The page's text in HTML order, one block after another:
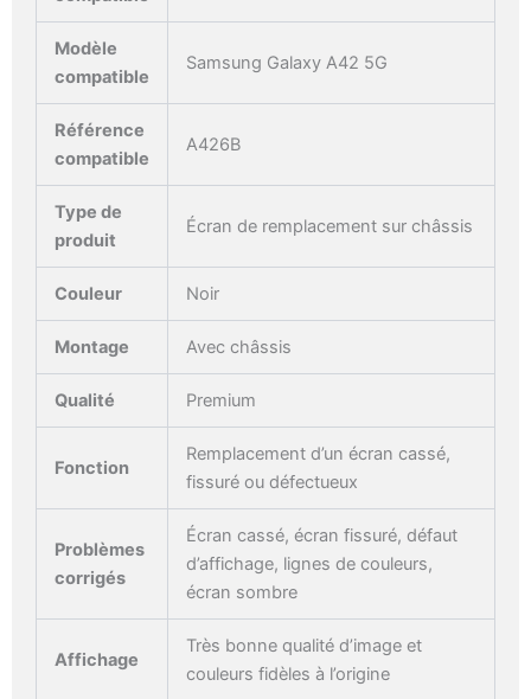
Modèle
compatible
Samsung Galaxy A42 5G
Référence
compatible
A426B
Type de
produit
Écran de remplacement sur châssis
Couleur Noir
Montage Avec châssis
Qualité Premium
Fonction
Remplacement d’un écran cassé,
fissuré ou défectueux
Problèmes
corrigés
Écran cassé, écran fissuré, défaut
d’affichage, lignes de couleurs,
écran sombre
Affichage
Très bonne qualité d’image et
couleurs fidèles à l’origine